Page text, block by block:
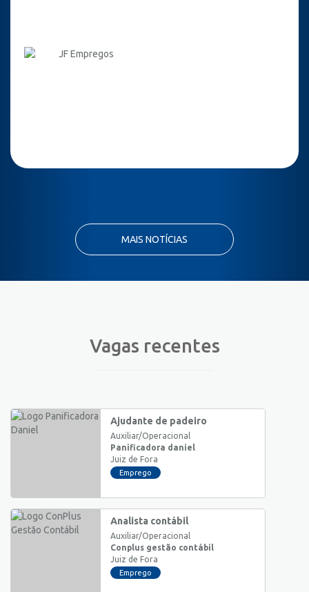
JF Empregos
MAIS NOTÍCIAS
Vagas recentes
Ajudante de padeiro
Auxiliar/Operacional
Panificadora daniel
Juiz de Fora
Emprego
Analista contábil
Auxiliar/Operacional
Conplus gestão contábil
Juiz de Fora
Emprego